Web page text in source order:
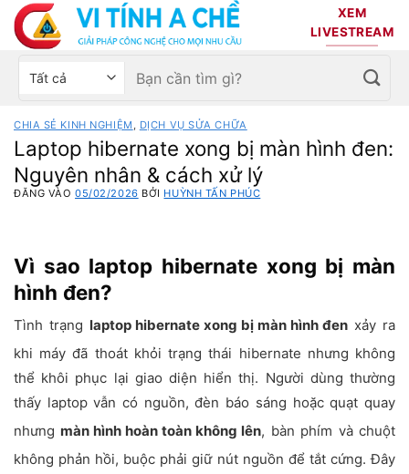
Bỏ
qua
nội
dung
XEM
LIVESTREAM
Chọn
sản
phẩm
Tìm
kiếm:
CHIA SẺ KINH NGHIỆM DỊCH VỤ SỬA CHỮA
Laptop hibernate xong bị màn hình đen:
Nguyên nhân & cách xử lý
ĐĂNG VÀO05/02/2026 BỞI HUỲNH TẤN PHÚC
Vì sao laptop hibernate xong bị màn
hình đen?
Tình trạng laptop hibernate xong bị màn hình đen xảy ra
khi máy đã thoát khỏi trạng thái hibernate nhưng không
thể khôi phục lại giao diện hiển thị. Người dùng thường
thấy laptop vẫn có nguồn, đèn báo sáng hoặc quạt quay
nhưng màn hình hoàn toàn không lên, bàn phím và chuột
không phản hồi, buộc phải giữ nút nguồn để tắt cứng. Đây